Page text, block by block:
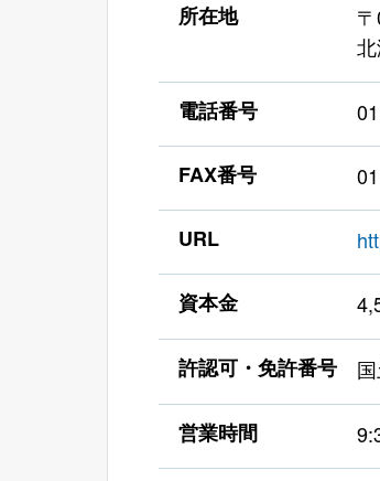
所在地
電話番号
FAX番号
URL
資本金
許認可・免許番号
営業時間